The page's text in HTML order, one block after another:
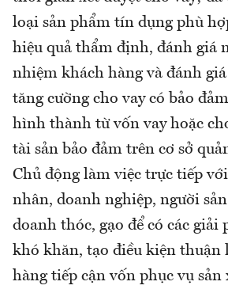
loại sản phẩm tín dụng phù
hiệu quả thẩm định, đánh giá
nhiệm khách hàng và đánh
tăng cường cho vay có bảo
hình thành từ vốn vay hoặc
tài sản bảo đảm trên cơ sở
Chủ động làm việc trực tiếp
nhân, doanh nghiệp, người
doanh thóc, gạo để có các giải
khó khăn, tạo điều kiện thuận
hàng tiếp cận vốn phục vụ sản